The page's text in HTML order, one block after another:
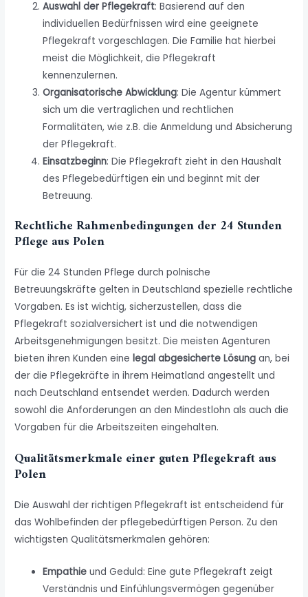
Auswahl der Pflegekraft: Basierend auf den
individuellen Bedürfnissen wird eine geeignete
Pflegekraft vorgeschlagen. Die Familie hat hierbei
meist die Möglichkeit, die Pflegekraft
kennenzulernen.
Organisatorische Abwicklung: Die Agentur kümmert
sich um die vertraglichen und rechtlichen
Formalitäten, wie z.B. die Anmeldung und Absicherung
der Pflegekraft.
Einsatzbeginn: Die Pflegekraft zieht in den Haushalt
des Pflegebedürftigen ein und beginnt mit der
Betreuung.
Rechtliche Rahmenbedingungen der 24 Stunden
Pflege aus Polen
Für die 24 Stunden Pflege durch polnische
Betreuungskräfte gelten in Deutschland spezielle rechtliche
Vorgaben. Es ist wichtig, sicherzustellen, dass die
Pflegekraft sozialversichert ist und die notwendigen
Arbeitsgenehmigungen besitzt. Die meisten Agenturen
bieten ihren Kunden einelegal abgesicherte Lösung an, bei
der die Pflegekräfte in ihrem Heimatland angestellt und
nach Deutschland entsendet werden. Dadurch werden
sowohl die Anforderungen an den Mindestlohn als auch die
Vorgaben für die Arbeitszeiten eingehalten.
Qualitätsmerkmale einer guten Pflegekraft aus
Polen
Die Auswahl der richtigen Pflegekraft ist entscheidend für
das Wohlbefinden der pflegebedürftigen Person. Zu den
wichtigsten Qualitätsmerkmalen gehören:
Empathie und Geduld: Eine gute Pflegekraft zeigt
Verständnis und Einfühlungsvermögen gegenüber